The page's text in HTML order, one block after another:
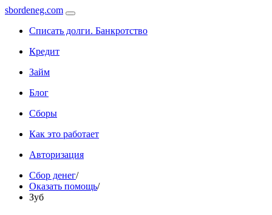
sbordeneg.com
Списать долги. Банкротство
Кредит
Займ
Блог
Сборы
Как это работает
Авторизация
Сбор денег/
Оказать помощь/
Зуб